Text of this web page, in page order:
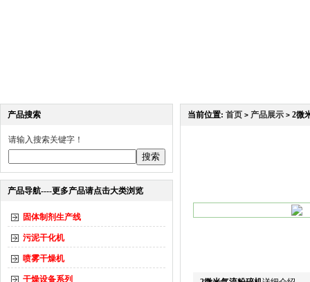
产品搜索
请输入搜索关键字！
产品导航----更多产品请点击大类浏览
固体制剂生产线
污泥干化机
喷雾干燥机
干燥设备系列
当前位置: 首页 > 产品展示 > 2微